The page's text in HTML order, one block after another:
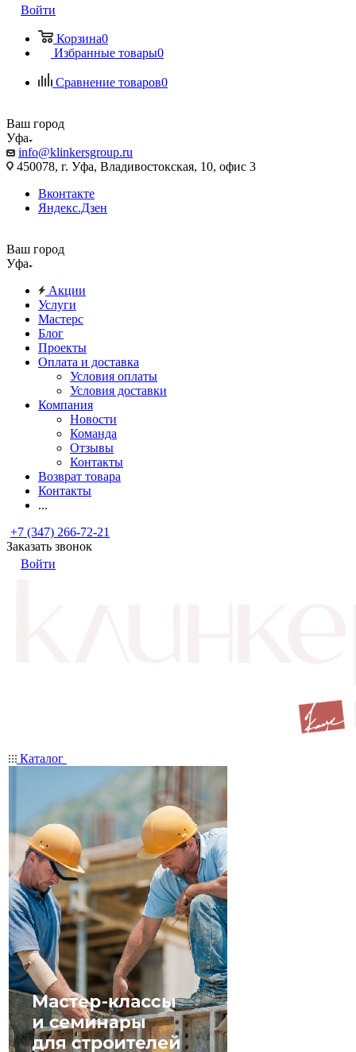
Войти
Корзина0
Избранные товары0
Сравнение товаров0
Ваш город
Уфа
info@klinkersgroup.ru
450078, г. Уфа, Владивостокская, 10, офис 3
Вконтакте
Яндекс.Дзен
Ваш город
Уфа
Акции
Услуги
Мастерс
Блог
Проекты
Оплата и доставка
Условия оплаты
Условия доставки
Компания
Новости
Команда
Отзывы
Контакты
Возврат товара
Контакты
...
+7 (347) 266-72-21
Заказать звонок
Войти
Каталог